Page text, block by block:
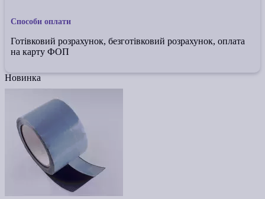
Способи оплати
Готівковий розрахунок, безготівковий розрахунок, оплата
на карту ФОП
Новинка